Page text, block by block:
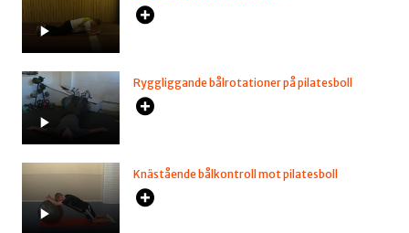
Ryggliggande bålrotationer på pilatesboll
Knästående bålkontroll mot pilatesboll